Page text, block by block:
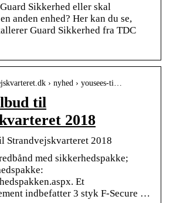
Sikkerhed eller skal
anden enhed? Her kan du se,
Guard Sikkerhed fra TDC
› nyhed › yousees-ti…
til
2018
Strandvejskvarteret 2018
med sikkerhedspakke;
Et
indbefatter 3 styk F-Secure …